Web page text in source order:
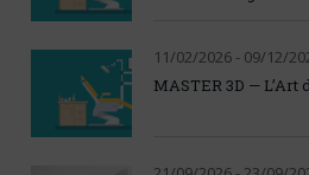
11/02/2026 - 09/12/
MASTER 3D —